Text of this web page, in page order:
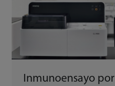
Inmunoensayo por